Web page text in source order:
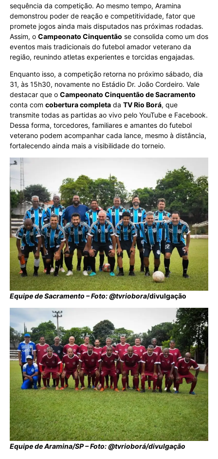
sequência da competição. Ao mesmo tempo, Aramina
demonstrou poder de reação e competitividade, fator que
promete jogos ainda mais disputados nas próximas rodadas.
Assim, o Campeonato Cinquentão se consolida como um dos
eventos mais tradicionais do futebol amador veterano da
região, reunindo atletas experientes e torcidas engajadas.
Enquanto isso, a competição retorna no próximo sábado, dia
31, às 15h30, novamente no Estádio Dr. João Cordeiro. Vale
destacar que o Campeonato Cinquentão de Sacramento
conta com cobertura completa da TV Rio Borá, que
transmite todas as partidas ao vivo pelo YouTube e Facebook.
Dessa forma, torcedores, familiares e amantes do futebol
veterano podem acompanhar cada lance, mesmo à distância,
fortalecendo ainda mais a visibilidade do torneio.
Equipe de Sacramento – Foto: @tvriobora/divulgação
Equipe de Aramina/SP – Foto: @tvrioborá/divulgação